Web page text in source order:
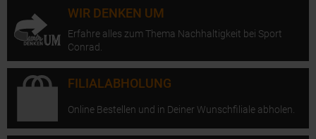
WIR DENKEN UM
Erfahre alles zum Thema Nachhaltigkeit bei Sport
Conrad.
FILIALABHOLUNG
Online Bestellen und in Deiner Wunschfiliale abholen.